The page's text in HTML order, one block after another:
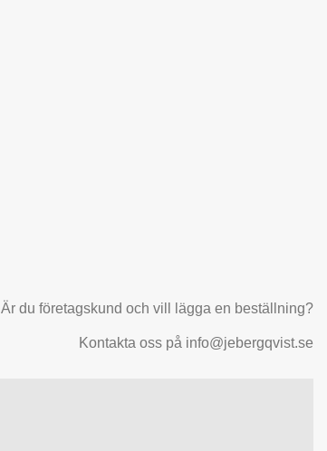
Är du företagskund och vill lägga en beställning?
Kontakta oss på info@jebergqvist.se